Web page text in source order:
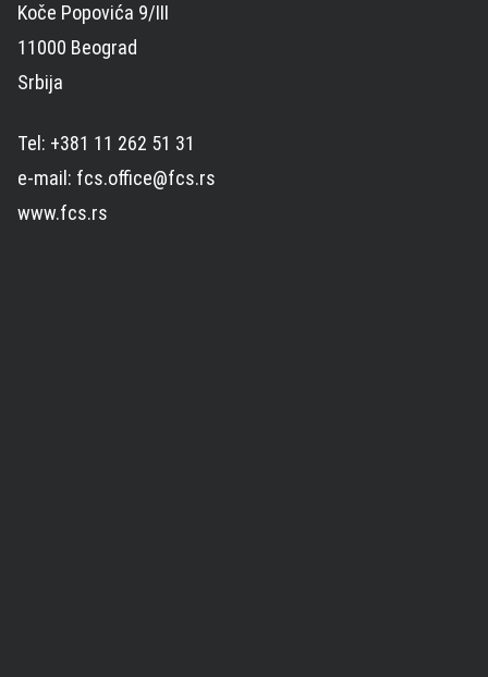
Koče Popovića 9/III
11000 Beograd
Srbija
Tel: +381 11 262 51 31
e-mail: fcs.office@fcs.rs
www.fcs.rs